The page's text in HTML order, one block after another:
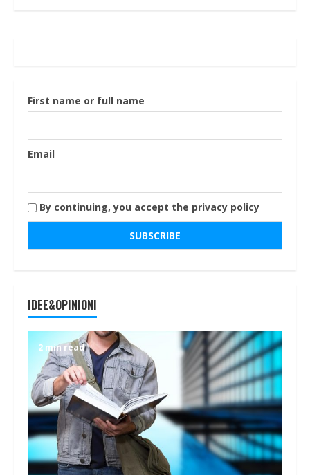
First name or full name
Email
By continuing, you accept the privacy policy
IDEE&OPINIONI
2 min read